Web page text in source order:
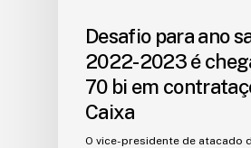
Desafio para ano
2022-2023 é
70 bi em
Caixa
O vice-presidente de atacado